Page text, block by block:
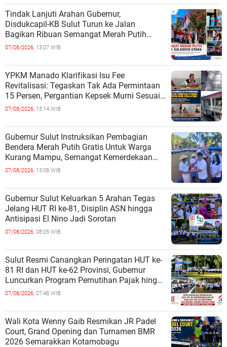
Tindak Lanjuti Arahan Gubernur,
Disdukcapil-KB Sulut Turun ke Jalan
Bagikan Ribuan Semangat Merah Putih
kepada Masyarakat
07/08/2026, 13:07 WIB
YPKM Manado Klarifikasi Isu Fee
Revitalisasi: Tegaskan Tak Ada Permintaan
15 Persen, Pergantian Kepsek Murni Sesuai
Aturan
07/08/2026, 13:14 WIB
Gubernur Sulut Instruksikan Pembagian
Bendera Merah Putih Gratis Untuk Warga
Kurang Mampu, Semangat Kemerdekaan
Harus Dirasakan Semua
07/08/2026, 13:08 WIB
Gubernur Sulut Keluarkan 5 Arahan Tegas
Jelang HUT RI ke-81, Disiplin ASN hingga
Antisipasi El Nino Jadi Sorotan
07/08/2026, 08:05 WIB
Sulut Resmi Canangkan Peringatan HUT ke-
81 RI dan HUT ke-62 Provinsi, Gubernur
Luncurkan Program Pemutihan Pajak hingga
Pembagian Jutaan Bibit Kelapa
07/08/2026, 07:48 WIB
Wali Kota Wenny Gaib Resmikan JR Padel
Court, Grand Opening dan Turnamen BMR
2026 Semarakkan Kotamobagu